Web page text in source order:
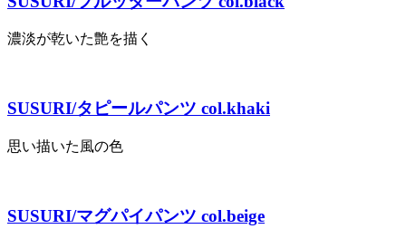
濃淡が乾いた艶を描く
SUSURI/タピールパンツ col.khaki
思い描いた風の色
SUSURI/マグパイパンツ col.beige